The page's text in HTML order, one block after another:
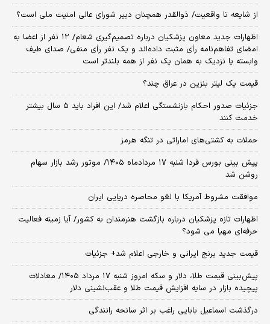
از شایعه تا واقعیت/ ذوالقدر همچنان دبیر شورای ‌عالی امنیت ملی است؟
اظهارات جدید معاون پزشکیان درباره تصمیم‌گیری شعام/ ۱۲ نفر از اعضا به
امضای تفاهم‌نامه رأی مثبت داده‌اند و یک نفر رأی منفی/ صدای طیف
وابسته یا نزدیک به همان یک نفر از همه بلندتر است
قیمت یک لیتر بنزین در عراق چند؟
جزئیات صدور احکام بازنشستگی اعلام شد/ این افراد باید ۵ سال بیشتر
خدمت کنند
حملات به کشتی‌های اماراتی در تنگه هرمز
پیش بینی بورس فردا شنبه ۱۷ مردادماه ۱۴۰۵/ موتور رشد بازار سهام
روشن شد
موافقت مشروط آمریکا با لغو محاصره دریایی ایران
اظهارات تازه پزشکیان درباره بازگشت هنرمندان به کشور/ آیا زمینه فعالیت
حرفه‌ای مهیا می شود؟
قیمت جدید برنج ایرانی و خارجی اعلام شد+ جزئیات
پیش‌بینی قیمت طلا، دلار و سکه امروز شنبه ۱۷ مرداد ۱۴۰۵/ معادلات
پیچیده بازار در سایه افزایش قیمت طلا و عقب‌نشینی دلار
درگذشت اسماعیل بابایی راغب بر اثر سانحه رانندگی